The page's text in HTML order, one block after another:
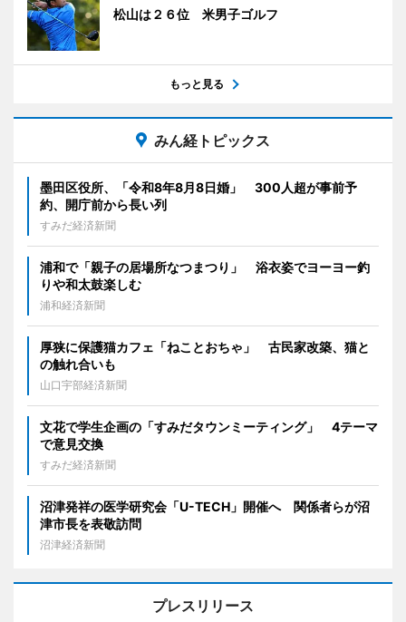
松山は２６位 米男子ゴルフ
もっと見る
みん経トピックス
墨田区役所、「令和8年8月8日婚」 300人超が事前予
約、開庁前から長い列
すみだ経済新聞
浦和で「親子の居場所なつまつり」 浴衣姿でヨーヨー釣
りや和太鼓楽しむ
浦和経済新聞
厚狭に保護猫カフェ「ねことおちゃ」 古民家改築、猫と
の触れ合いも
山口宇部経済新聞
文花で学生企画の「すみだタウンミーティング」 4テーマ
で意見交換
すみだ経済新聞
沼津発祥の医学研究会「U-TECH」開催へ 関係者らが沼
津市長を表敬訪問
沼津経済新聞
プレスリリース